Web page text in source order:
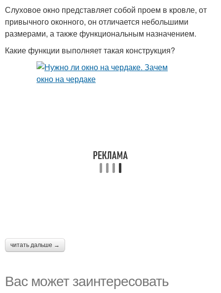
Слуховое окно представляет собой проем в кровле, от
привычного оконного, он отличается небольшими
размерами, а также функциональным назначением.
Какие функции выполняет такая конструкция?
читать дальше →
Вас может заинтересовать